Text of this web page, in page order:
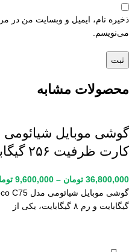
ذخیره نام، ایمیل و وبسایت من در
می‌نویسم.
محصولات مشابه
کارت ظرفیت ۲۵۶ گیگابایت و رم ۸ گیگابایت
36,800,000 تومان –
9,600,000
گیگابایت و رم ۸ گیگابایت، یکی از